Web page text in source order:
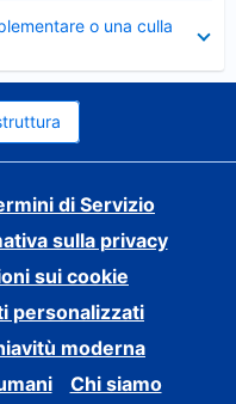
o una culla
di Servizio
sulla privacy
sui cookie
personalizzati
moderna
Chi siamo